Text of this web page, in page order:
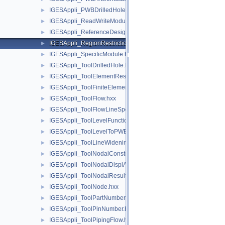
► IGESAppli_PWBDrilledHole.hxx
► IGESAppli_ReadWriteModule.hxx
► IGESAppli_ReferenceDesignator.hxx
► IGESAppli_RegionRestriction.hxx
► IGESAppli_SpecificModule.hxx
► IGESAppli_ToolDrilledHole.hxx
► IGESAppli_ToolElementResults.hxx
► IGESAppli_ToolFiniteElement.hxx
► IGESAppli_ToolFlow.hxx
► IGESAppli_ToolFlowLineSpec.hxx
► IGESAppli_ToolLevelFunction.hxx
► IGESAppli_ToolLevelToPWBLayerMap.hxx
► IGESAppli_ToolLineWidening.hxx
► IGESAppli_ToolNodalConstraint.hxx
► IGESAppli_ToolNodalDisplAndRot.hxx
► IGESAppli_ToolNodalResults.hxx
► IGESAppli_ToolNode.hxx
► IGESAppli_ToolPartNumber.hxx
► IGESAppli_ToolPinNumber.hxx
► IGESAppli_ToolPipingFlow.hxx